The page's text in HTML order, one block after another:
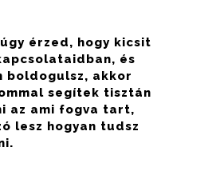
érzed, hogy kicsit
és
boldogulsz, akkor
segítek tisztán
az ami fogva tart,
lesz hogyan tudsz